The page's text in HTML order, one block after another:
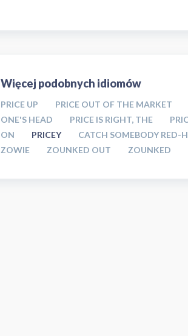
Więcej podobnych idiomów
PRICE UP PRICE OUT OF THE MARKET
ONE'S HEAD
PRICE IS RIGHT, THE
ON
PRICEY CATCH SOMEBODY RED-
ZOWIE
ZOUNKED OUT ZOUNKED